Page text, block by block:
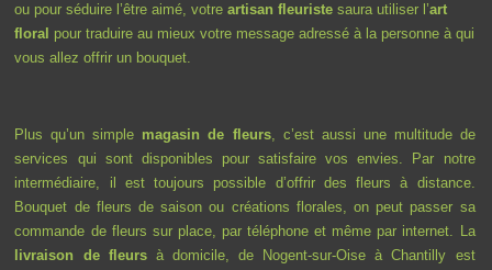
ou pour séduire l’être aimé, votre artisan fleuriste saura utiliser l’art
floral pour traduire au mieux votre message adressé à la personne à qui
vous allez offrir un bouquet.
Plus qu’un simple magasin de fleurs, c’est aussi une multitude de
services qui sont disponibles pour satisfaire vos envies. Par notre
intermédiaire, il est toujours possible d’offrir des fleurs à distance.
Bouquet de fleurs de saison ou créations florales, on peut passer sa
commande de fleurs sur place, par téléphone et même par internet. La
livraison de fleursà domicile, de Nogent-sur-Oise à Chantilly est